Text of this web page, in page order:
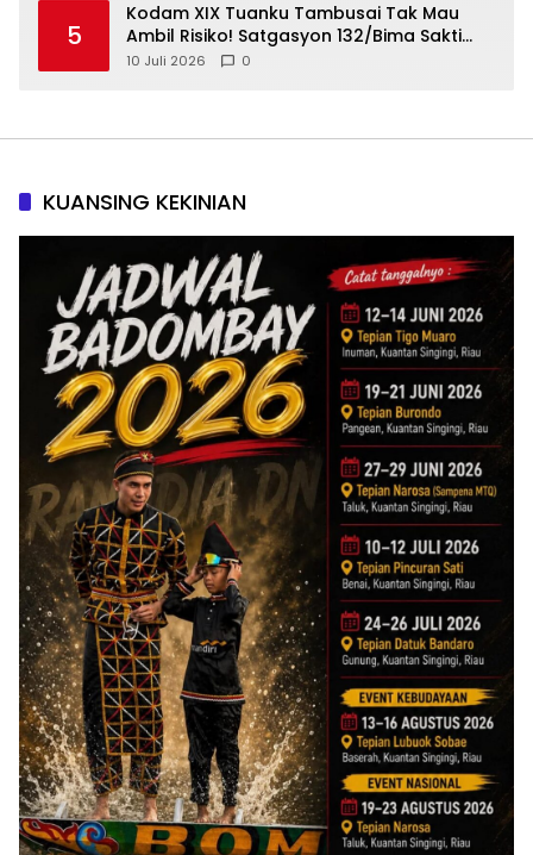
5
Kodam XIX Tuanku Tambusai Tak Mau
Ambil Risiko! Satgasyon 132/Bima Sakti
Diuji Total Sebelum Berangkat Operasi
10 Juli 2026 0
KUANSING KEKINIAN